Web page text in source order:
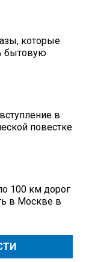
которые
бытовую
в
повестке
100 км дорог
в Москве в